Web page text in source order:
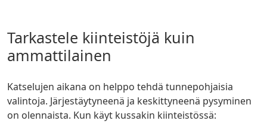
Tarkastele kiinteistöjä kuin
ammattilainen
Katselujen aikana on helppo tehdä tunnepohjaisia
valintoja. Järjestäytyneenä ja keskittyneenä pysyminen
on olennaista. Kun käyt kussakin kiinteistössä: